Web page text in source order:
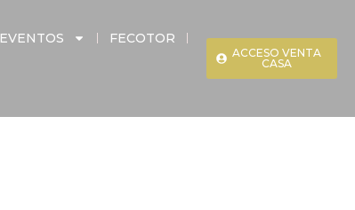
EVENTOS FECOTOR
ACCESO VENTA
CASA